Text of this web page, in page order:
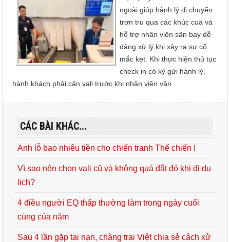
ngoài giúp hành lý di chuyển
trơn tru qua các khúc cua và
hỗ trợ nhân viên sân bay dễ
dàng xử lý khi xảy ra sự cố
mắc kẹt. Khi thực hiện thủ tục
check in có ký gửi hành lý,
hành khách phải cân vali trước khi nhân viên vận
CÁC BÀI KHÁC...
Anh lỗ bao nhiêu tiền cho chiến tranh Thế chiến I
Vì sao nên chọn vali cũ và không quá đắt đỏ khi đi du
lịch?
4 điều người EQ thấp thường làm trong ngày cuối
cùng của năm
Sau 4 lần gặp tai nạn, chàng trai Việt chia sẻ cách xử